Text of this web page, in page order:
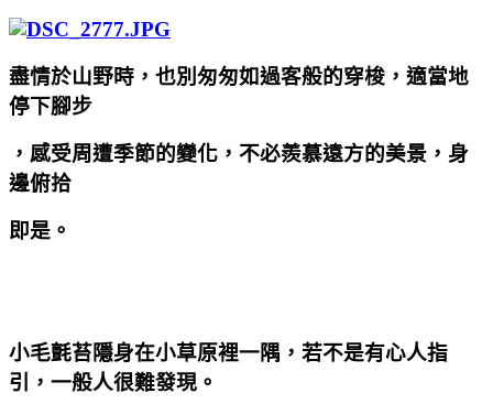
盡情於山野時，也別匆匆如過客般的穿梭，適當地
停下腳步
，感受周遭季節的變化，不必羨慕遠方的美景，身
邊俯拾
即是。
小毛氈苔隱身在小草原裡一隅，若不是有心人指
引，一般人很難發現。